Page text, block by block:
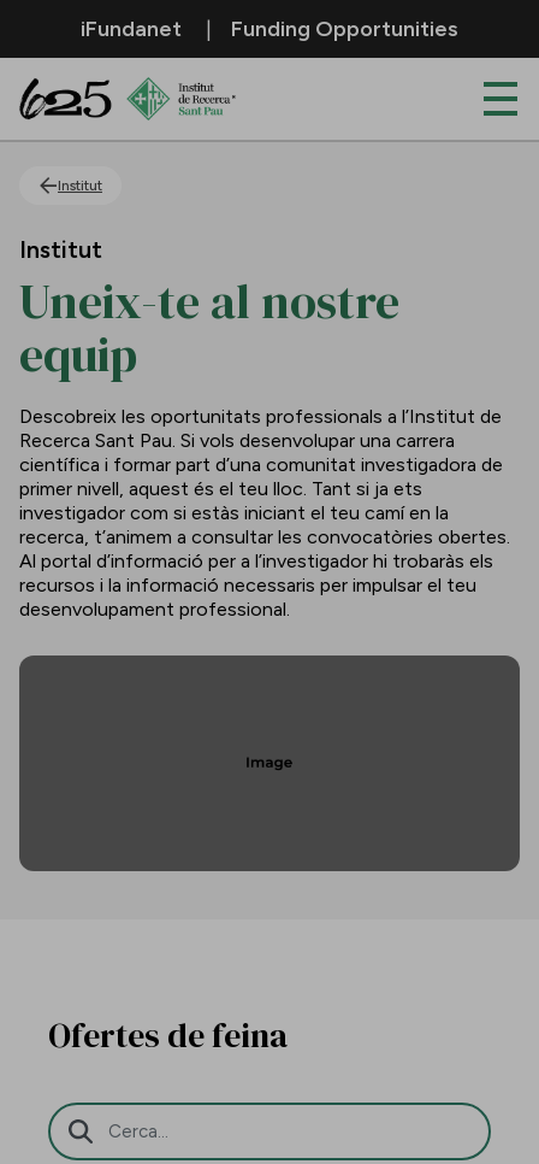
Salta al contingut principal
iFundanet Funding Opportunities
Institut
Institut
Uneix-te al nostre
equip
Descobreix les oportunitats professionals a l’Institut de
Recerca Sant Pau. Si vols desenvolupar una carrera
científica i formar part d’una comunitat investigadora de
primer nivell, aquest és el teu lloc. Tant si ja ets
investigador com si estàs iniciant el teu camí en la
recerca, t’animem a consultar les convocatòries obertes.
Al portal d’informació per a l’investigador hi trobaràs els
recursos i la informació necessaris per impulsar el teu
desenvolupament professional.
Ofertes de feina
Barra de cerca